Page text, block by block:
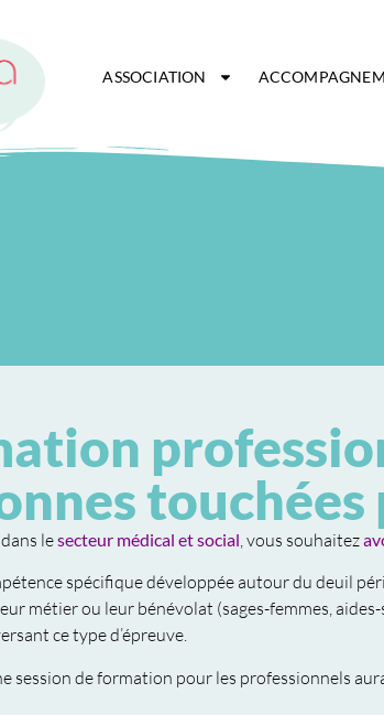
ASSOCIATION
lesecteur médical et social, vous souhaitez
spécifique développée autour du deuil
métier ou leur bénévolat (sages-femmes,
ce type d’épreuve.
session de formation pour les professionnels